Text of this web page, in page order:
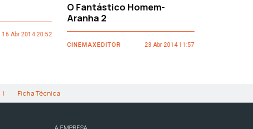
16 Abr 2014 20:52
O Fantástico Homem-
Aranha 2
CINEMAXEDITOR 23 Abr 2014 11:57
| Ficha Técnica